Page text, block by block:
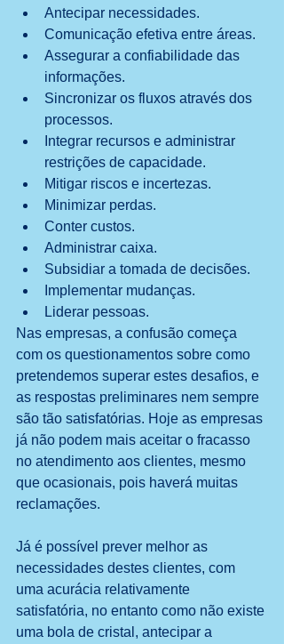
Antecipar necessidades.
Comunicação efetiva entre áreas.
Assegurar a confiabilidade das
informações.
Sincronizar os fluxos através dos
processos.
Integrar recursos e administrar
restrições de capacidade.
Mitigar riscos e incertezas.
Minimizar perdas.
Conter custos.
Administrar caixa.
Subsidiar a tomada de decisões.
Implementar mudanças.
Liderar pessoas.
Nas empresas, a confusão começa
com os questionamentos sobre como
pretendemos superar estes desafios, e
as respostas preliminares nem sempre
são tão satisfatórias. Hoje as empresas
já não podem mais aceitar o fracasso
no atendimento aos clientes, mesmo
que ocasionais, pois haverá muitas
reclamações.
Já é possível prever melhor as
necessidades destes clientes, com
uma acurácia relativamente
satisfatória, no entanto como não existe
uma bola de cristal, antecipar a